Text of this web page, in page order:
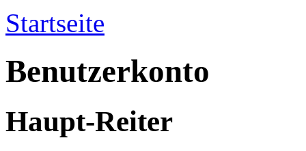
Startseite
Benutzerkonto
Haupt-Reiter